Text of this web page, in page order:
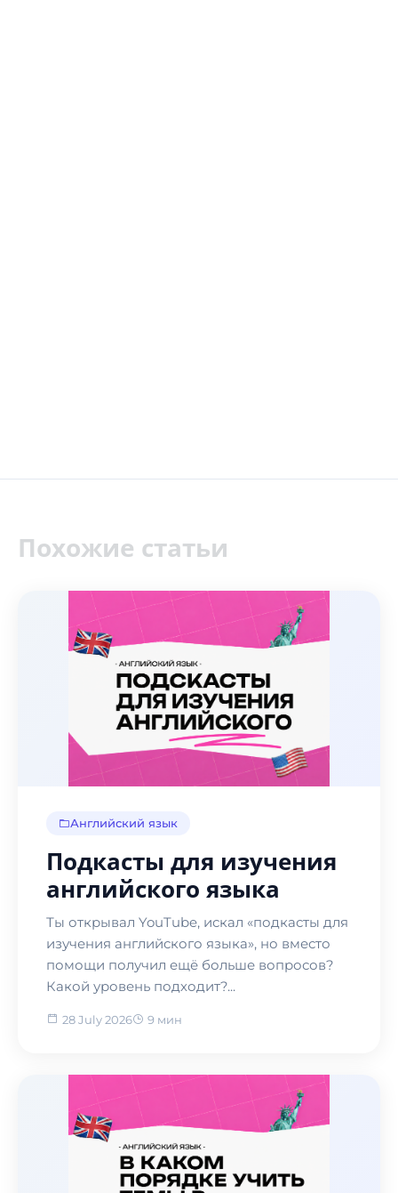
Похожие статьи
Английский язык
Подкасты для изучения
английского языка
Ты открывал YouTube, искал «подкасты для
изучения английского языка», но вместо
помощи получил ещё больше вопросов?
Какой уровень подходит?...
28 July 2026 9 мин